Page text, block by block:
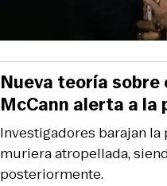
Investigadores barajan
muriera atropellada,
posteriormente.
Nueva teoría
McCann alerta a la